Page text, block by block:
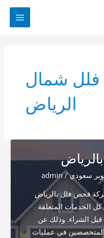
شمال
الرياض
سعودي/
admin
فحص فلل بالرياض
الخدمات المتعلقة
قبل الشراء. وذلك عن
في عمليات